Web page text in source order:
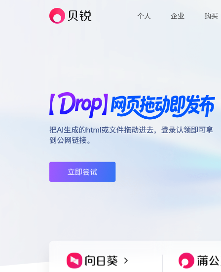
个人 企业 购买